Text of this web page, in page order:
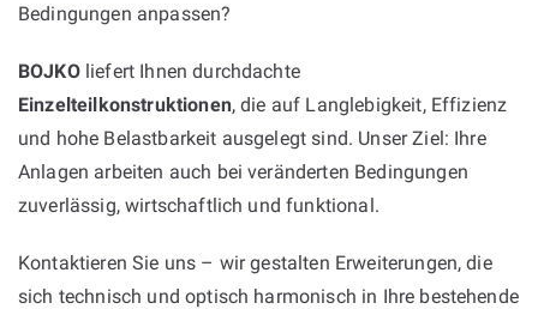
Bedingungen anpassen?
BOJKOliefert Ihnen durchdachte
Einzelteilkonstruktionen, die auf Langlebigkeit, Effizienz
und hohe Belastbarkeit ausgelegt sind. Unser Ziel: Ihre
Anlagen arbeiten auch bei veränderten Bedingungen
zuverlässig, wirtschaftlich und funktional.
Kontaktieren Sie uns – wir gestalten Erweiterungen, die
sich technisch und optisch harmonisch in Ihre bestehende